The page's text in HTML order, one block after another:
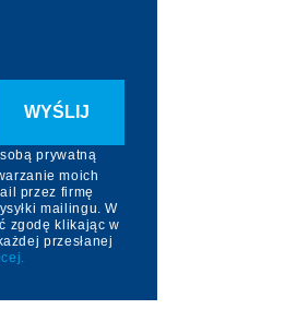
prywatną
moich
przez firmę
mailingu. W
zgodę klikając w
przesłanej